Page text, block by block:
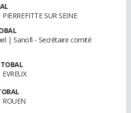
SUR SEINE
| Sanofi - Secrétaire comité